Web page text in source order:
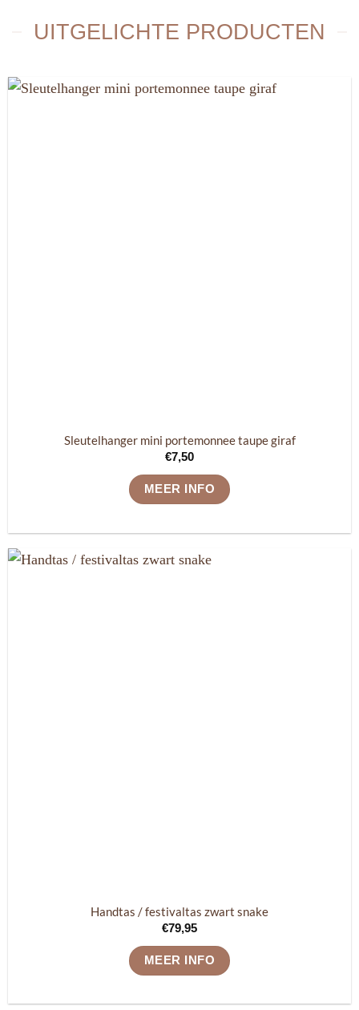
UITGELICHTE PRODUCTEN
Sleutelhanger mini portemonnee taupe giraf
€7,50
MEER INFO
Handtas / festivaltas zwart snake
€79,95
MEER INFO